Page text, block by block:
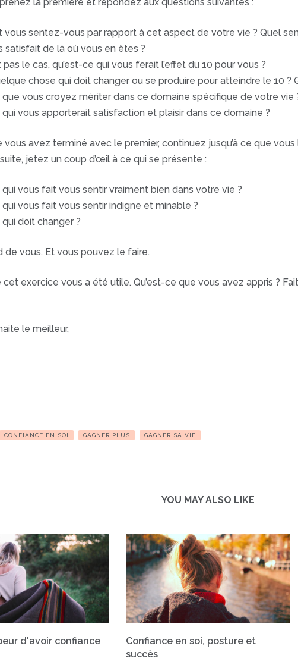
la première et répondez aux questions suivantes :
vous sentez-vous par rapport à cet aspect de votre vie ? Quel
satisfait de là où vous en êtes ?
pas le cas, qu’est-ce qui vous ferait l’effet du 10 pour vous ?
chose qui doit changer ou se produire pour atteindre le 10 ?
que vous croyez mériter dans ce domaine spécifique de votre vie
qui vous apporterait satisfaction et plaisir dans ce domaine ?
vous avez terminé avec le premier, continuez jusqu’à ce que
jetez un coup d’œil à ce qui se présente :
qui vous fait vous sentir vraiment bien dans votre vie ?
qui vous fait vous sentir indigne et minable ?
qui doit changer ?
de vous. Et vous pouvez le faire.
cet exercice vous a été utile. Qu’est-ce que vous avez appris ?
le meilleur,
CONFIANCE EN SOI GAGNER PLUS GAGNER SA VIE
YOU MAY ALSO LIKE
d'avoir confiance
Confiance en soi, posture et
succès